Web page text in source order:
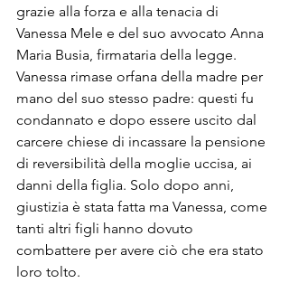
grazie alla forza e alla tenacia di
Vanessa Mele e del suo avvocato Anna
Maria Busia, firmataria della legge.
Vanessa rimase orfana della madre per
mano del suo stesso padre: questi fu
condannato e dopo essere uscito dal
carcere chiese di incassare la pensione
di reversibilità della moglie uccisa, ai
danni della figlia. Solo dopo anni,
giustizia è stata fatta ma Vanessa, come
tanti altri figli hanno dovuto
combattere per avere ciò che era stato
loro tolto.